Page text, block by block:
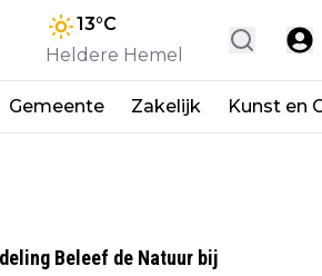
13°C
Heldere Hemel
Gemeente Zakelijk Kunst en
Beleef de Natuur bij